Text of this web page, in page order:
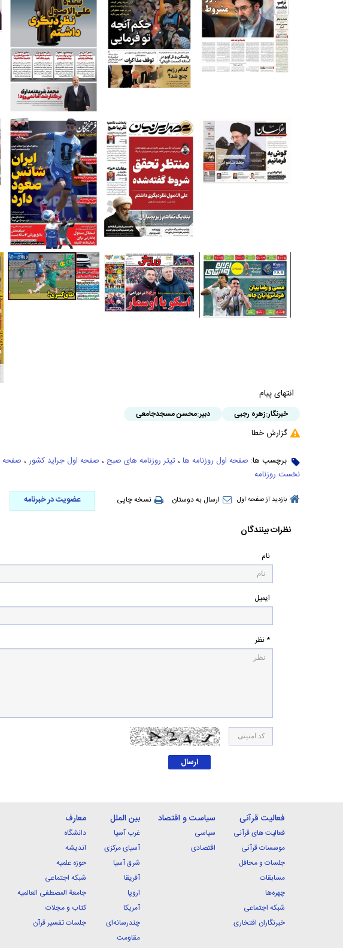
انتهای پیام
خبرنگار:زهره رجبی دبیر:محسن مسجدجامعی
گزارش خطا
برچسب ها: صفحه اول روزنامه ها ، تیتر روزنامه های صبح ، صفحه اول جراید کشور ، صفحه
نخست روزنامه
بازدید از صفحه اول ارسال به دوستان نسخه چاپی عضویت در خبرنامه
نظرات بینندگان
نام
ایمیل
* نظر
فعالیت قرآنی
فعالیت های قرآنی
موسسات قرآنی
جلسات و محافل
مسابقات
چهره‌ها
شبکه اجتماعی
خبرنگاران افتخاری
سیاست و اقتصاد
سیاسی
اقتصادی
بین الملل
غرب آسیا
آسیای مرکزی
شرق آسیا
آفریقا
اروپا
آمریکا
چندرسانه‌ای
مقاومت
معارف
دانشگاه
اندیشه
حوزه علمیه
شبکه اجتماعی
جامعة المصطفی العالمیه
کتاب و مجلات
جلسات تفسیر قرآن